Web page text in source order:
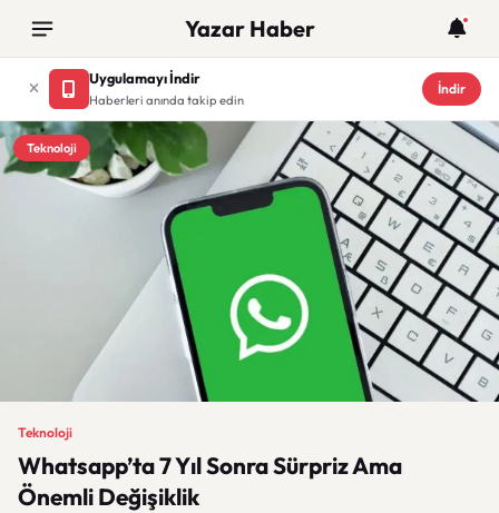
Yazar Haber
Uygulamayı İndir
Haberleri anında takip edin
İndir
Teknoloji
Teknoloji
Whatsapp’ta 7 Yıl Sonra Sürpriz Ama
Önemli Değişiklik